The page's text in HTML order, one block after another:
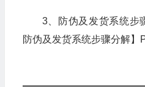
3、防伪及发货系统步
防伪及发货系统步骤分解】